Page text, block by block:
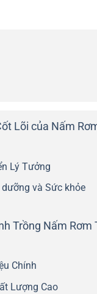
Lõi của Nấm
Lý Tưởng
và Sức khỏe
Trồng Nấm Rơm
Chính
Lượng Cao